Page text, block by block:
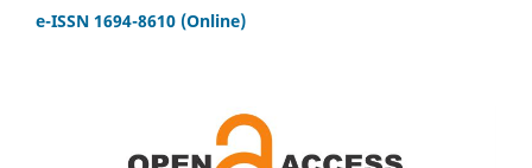
e-ISSN 1694-8610 (Online)